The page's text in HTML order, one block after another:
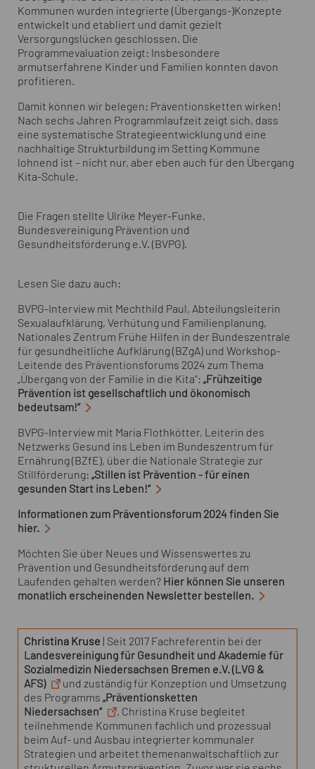
Kommunen wurden integrierte (Übergangs-)Konzepte
entwickelt und etabliert und damit gezielt
Versorgungslücken geschlossen. Die
Programmevaluation zeigt: Insbesondere
armutserfahrene Kinder und Familien konnten davon
profitieren.
Damit können wir belegen: Präventionsketten wirken!
Nach sechs Jahren Programmlaufzeit zeigt sich, dass
eine systematische Strategieentwicklung und eine
nachhaltige Strukturbildung im Setting Kommune
lohnend ist – nicht nur, aber eben auch für den Übergang
Kita-Schule.
Die Fragen stellte Ulrike Meyer-Funke,
Bundesvereinigung Prävention und
Gesundheitsförderung e.V. (BVPG).
Lesen Sie dazu auch:
BVPG-Interview mit Mechthild Paul, Abteilungsleiterin
Sexualaufklärung, Verhütung und Familienplanung,
Nationales Zentrum Frühe Hilfen in der Bundeszentrale
für gesundheitliche Aufklärung (BZgA) und Workshop-
Leitende des Präventionsforums 2024 zum Thema
„Übergang von der Familie in die Kita“: „Frühzeitige
Prävention ist gesellschaftlich und ökonomisch
bedeutsam!“
BVPG-Interview mit Maria Flothkötter, Leiterin des
Netzwerks Gesund ins Leben im Bundeszentrum für
Ernährung (BZfE), über die Nationale Strategie zur
Stillförderung: „Stillen ist Prävention - für einen
gesunden Start ins Leben!“
Informationen zum Präventionsforum 2024 finden Sie
hier.
Möchten Sie über Neues und Wissenswertes zu
Prävention und Gesundheitsförderung auf dem
Laufenden gehalten werden? Hier können Sie unseren
monatlich erscheinenden Newsletter bestellen.
Christina Kruse | Seit 2017 Fachreferentin bei der
Landesvereinigung für Gesundheit und Akademie für
Sozialmedizin Niedersachsen Bremen e.V. (LVG &
AFS)
und zuständig für Konzeption und Umsetzung
des Programms „Präventionsketten
Niedersachsen“
. Christina Kruse begleitet
teilnehmende Kommunen fachlich und prozessual
beim Auf- und Ausbau integrierter kommunaler
Strategien und arbeitet themenanwaltschaftlich zur